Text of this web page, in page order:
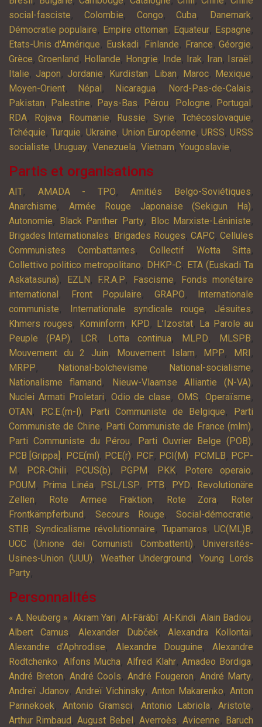
social-fasciste, Colombie, Congo,Cuba, Danemark,
Démocratie populaire, Empire ottoman, Equateur, Espagne,
Etats-Unis d'Amérique, Euskadi, Finlande, France,Géorgie,
Grèce, Groenland , Hollande, Hongrie, Inde, Irak, Iran, Israël ,
Italie, Japon, Jordanie, Kurdistan, Liban, Maroc, Mexique,
Moyen-Orient, Népal , Nicaragua, Nord-Pas-de-Calais,
Pakistan, Palestine, Pays-Bas, Pérou, Pologne, Portugal ,
RDA, Rojava, Roumanie, Russie, Syrie, Tchécoslovaquie,
Tchéquie,Turquie,Ukraine, Union Européenne, URSS,URSS
socialiste, Uruguay, Venezuela, Vietnam, Yougoslavie,
Partis et organisations
AIT, AMADA - TPO,Amitiés Belgo-Soviétiques,
Anarchisme, Armée Rouge Japonaise (Sekigun Ha),
Autonomie, Black Panther Party, Bloc Marxiste-Léniniste,
Brigades Internationales, Brigades Rouges, CAPC,Cellules
Communistes Combattantes, Collectif Wotta Sitta,
Collettivo politico metropolitano, DHKP-C, ETA (Euskadi Ta
Askatasuna), EZLN , F.R.A.P, Fascisme,
Fonds monétaire
international , Front Populaire, GRAPO,
Internationale
communiste, Internationale syndicale rouge, Jésuites,
Khmers rouges, Kominform, KPD, L’Izostat, La Parole au
Peuple (PAP), LCR, Lotta continua, MLPD, MLSPB,
Mouvement du 2 Juin, Mouvement Islam, MPP, MRI ,
MRPP, National-bolchevisme, National-socialisme,
Nationalisme flamand , Nieuw-Vlaamse Alliantie (N-VA),
Nuclei Armati Proletari, Odio de clase,OMS,Operaïsme,
OTAN , P.C.E.(m-l), Parti Communiste de Belgique,
Parti
Communiste de Chine, Parti Communiste de France (mlm),
Parti Communiste du Pérou, Parti Ouvrier Belge (POB),
PCB [Grippa] , PCE(ml), PCE(r), PCF, PCI(M), PCMLB, PCP-
M , PCR-Chili, PCUS(b), PGPM , PKK, Potere operaio,
POUM , Prima Linéa, PSL/LSP, PTB, PYD,
Revolutionäre
Zellen, Rote Armee Fraktion, Rote Zora,
Roter
Frontkämpferbund , Secours Rouge, Social-démocratie,
STIB, Syndicalisme révolutionnaire, Tupamaros, UC(ML)B,
UCC (Unione dei Comunisti Combattenti),Universités-
Usines-Union (UUU), Weather Underground ,Young Lords
Party,
Personnalités
« A. Neuberg », Akram Yari, Al-Fârâbî, Al-Kindi, Alain Badiou,
Albert Camus,Alexander Dubček, Alexandra Kollontai,
Alexandre d’Aphrodise, Alexandre Douguine, Alexandre
Rodtchenko, Alfons Mucha,Alfred Klahr,Amadeo Bordiga,
André Breton, André Cools, André Fougeron, André Marty,
Andreï Jdanov, Andreï Vichinsky, Anton Makarenko, Anton
Pannekoek,Antonio Gramsci, Antonio Labriola,Aristote,
Arthur Rimbaud ,August Bebel , Averroès, Avicenne, Baruch